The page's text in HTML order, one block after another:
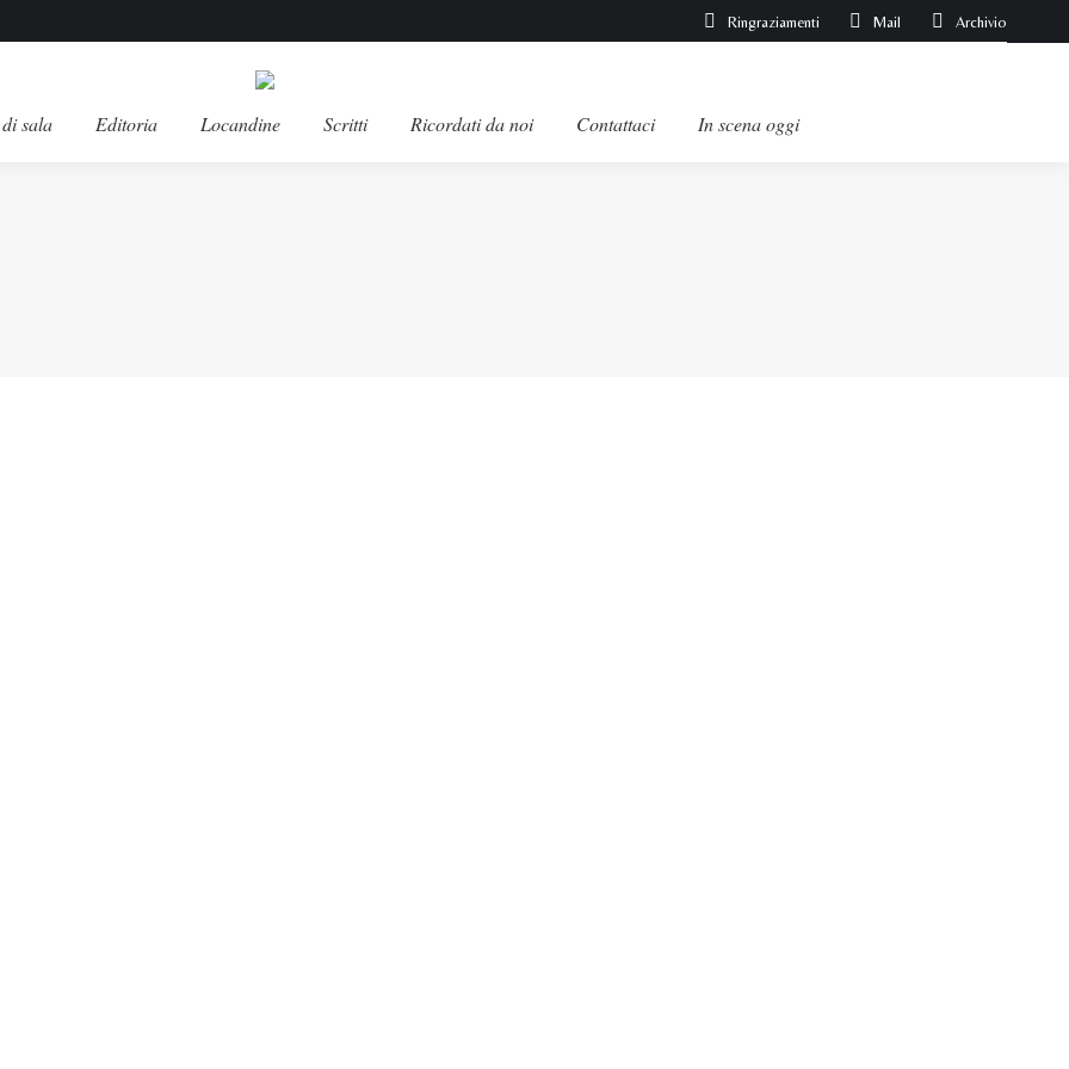
Ringraziamenti Mail Archivio
sala Editoria Locandine Scritti Ricordati da noi Contattaci In scena oggi